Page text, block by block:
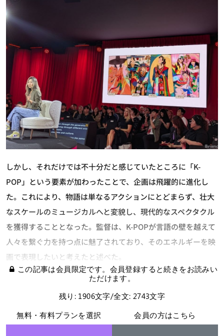
しかし、それだけでは不十分だと感じていたところに「K-
POP」という要素が加わったことで、企画は飛躍的に進化し
た。これにより、物語は単なるアクションにとどまらず、壮大
なスケールのミュージカルへと変貌し、現代的なスペクタクル
を獲得することとなった。監督は、K-POPが言語の壁を越えて
人々を繋ぐ力を持つ点に魅了されており、そのエネルギーを映
画で表現したいと考えたと述べた。
この記事は会員限定です。会員登録すると続きをお読みい
ただけます。
残り: 1906文字/全文: 2743文字
無料・有料プランを選択
会員の方はこちら